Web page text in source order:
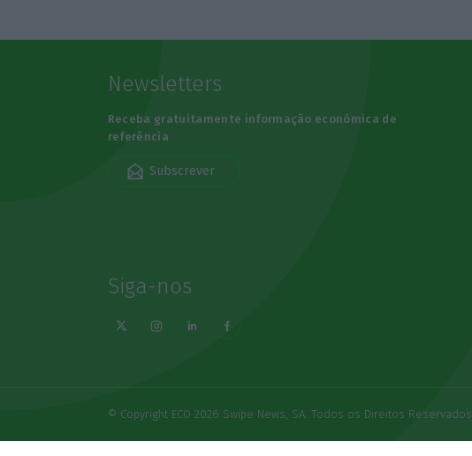
Newsletters
Receba gratuitamente informação económica de
referência
Subscrever
Siga-nos
© Copyright ECO 2026 Swipe News, SA. Todos os Direitos Reservados